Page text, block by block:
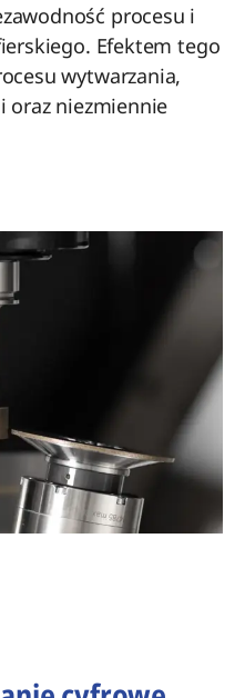
procesu i
Efektem tego
wytwarzania,
oraz niezmiennie